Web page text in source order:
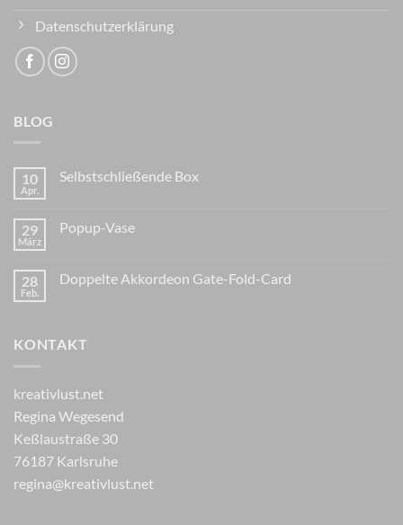
Datenschutzerklärung
BLOG
10
Apr.
Selbstschließende Box
29
März
Popup-Vase
28
Feb.
Doppelte Akkordeon Gate-Fold-Card
KONTAKT
kreativlust.net
Regina Wegesend
Keßlaustraße 30
76187 Karlsruhe
regina@kreativlust.net